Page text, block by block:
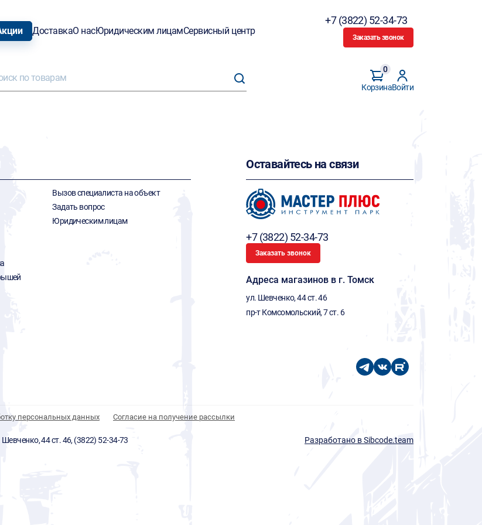
ДоставкаО насЮридическим лицамСервисный центр
+7 (3822) 52-34-73
Заказать звонок
Корзина
0
Войти
Вызов специалиста на объект
Задать вопрос
Юридическим лицам
Оставайтесь на связи
+7 (3822) 52-34-73
Заказать звонок
Адреса магазинов в г. Томск
ул. Шевченко, 44 ст. 46
пр-т Комсомольский, 7 ст. 6
персональных данных Согласие на получение рассылки
44 ст. 46, (3822) 52-34-73
Разработано в Sibcode.team